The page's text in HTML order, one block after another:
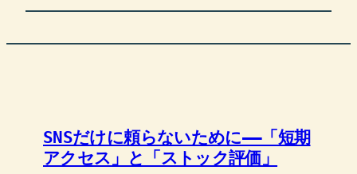
SNSだけに頼らないために――「短期
アクセス」と「ストック評価」